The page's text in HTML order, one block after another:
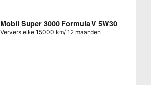
Mobil Super 3000 Formula V 5W30
Ververs elke 15000 km/ 12 maanden